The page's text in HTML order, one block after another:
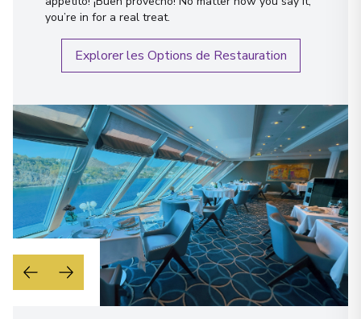
you’re in for a real treat.
Explorer les Options de Restauration